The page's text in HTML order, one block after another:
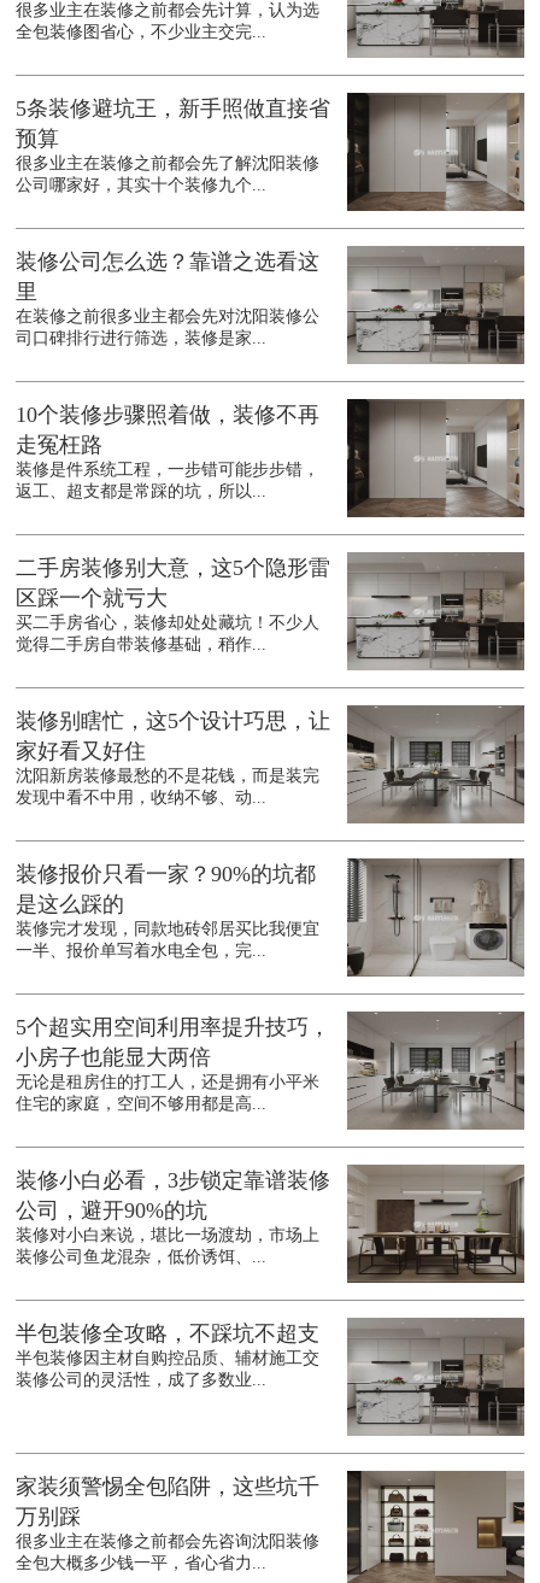
很多业主在装修之前都会先计算，认为选
全包装修图省心，不少业主交完...
5条装修避坑王，新手照做直接省
预算
很多业主在装修之前都会先了解沈阳装修
公司哪家好，其实十个装修九个...
装修公司怎么选？靠谱之选看这
里
在装修之前很多业主都会先对沈阳装修公
司口碑排行进行筛选，装修是家...
10个装修步骤照着做，装修不再
走冤枉路
装修是件系统工程，一步错可能步步错，
返工、超支都是常踩的坑，所以...
二手房装修别大意，这5个隐形雷
区踩一个就亏大
买二手房省心，装修却处处藏坑！不少人
觉得二手房自带装修基础，稍作...
装修别瞎忙，这5个设计巧思，让
家好看又好住
沈阳新房装修最愁的不是花钱，而是装完
发现中看不中用，收纳不够、动...
装修报价只看一家？90%的坑都
是这么踩的
装修完才发现，同款地砖邻居买比我便宜
一半、报价单写着水电全包，完...
5个超实用空间利用率提升技巧，
小房子也能显大两倍
无论是租房住的打工人，还是拥有小平米
住宅的家庭，空间不够用都是高...
装修小白必看，3步锁定靠谱装修
公司，避开90%的坑
装修对小白来说，堪比一场渡劫，市场上
装修公司鱼龙混杂，低价诱饵、...
半包装修全攻略，不踩坑不超支
半包装修因主材自购控品质、辅材施工交
装修公司的灵活性，成了多数业...
家装须警惕全包陷阱，这些坑千
万别踩
很多业主在装修之前都会先咨询沈阳装修
全包大概多少钱一平，省心省力...